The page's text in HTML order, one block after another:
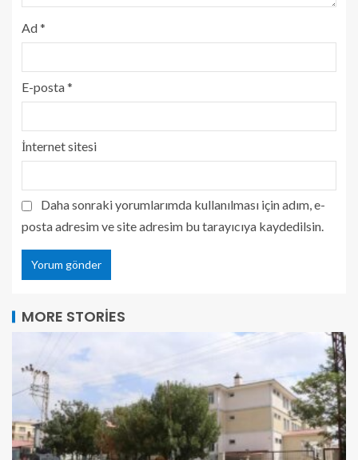
Ad*
E-posta*
İnternet sitesi
Daha sonraki yorumlarımda kullanılması için adım, e-
posta adresim ve site adresim bu tarayıcıya kaydedilsin.
MORE STORIES